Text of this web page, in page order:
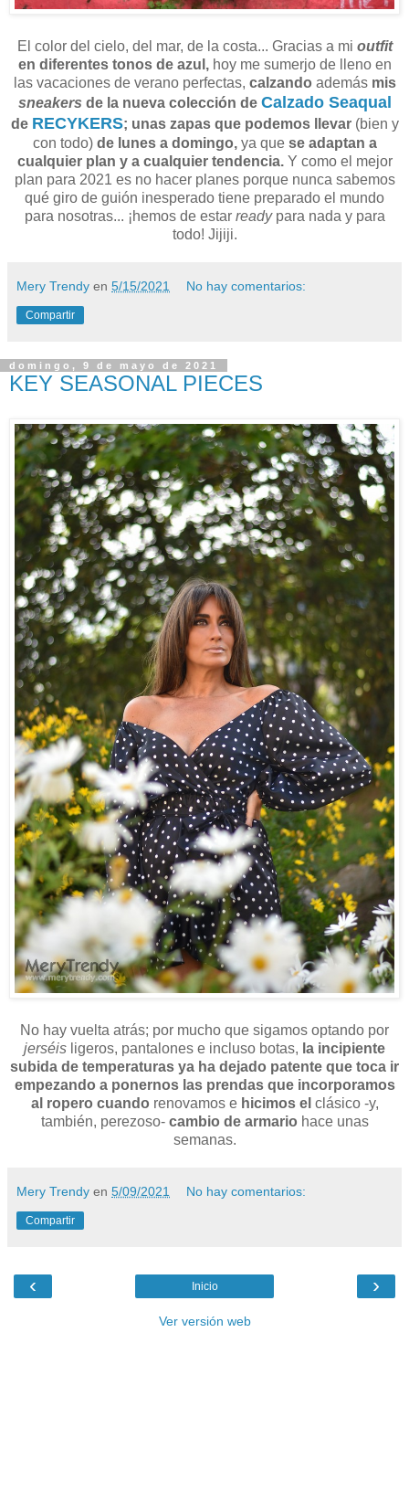
El color del cielo, del mar, de la costa... Gracias a mi outfit
en diferentes tonos de azul,hoy me sumerjo de lleno en
las vacaciones de verano perfectas, calzando además mis
sneakers de la nueva colección de Calzado Seaqual
de RECYKERS; unas zapas que podemos llevar(bien y
con todo)de lunes a domingo,ya que se adaptan a
cualquier plan y a cualquier tendencia.Y como el mejor
plan para 2021 es no hacer planes porque nunca sabemos
qué giro de guión inesperado tiene preparado el mundo
para nosotras... ¡hemos de estar readypara nada y para
todo! Jijiji.
Mery Trendy en 5/15/2021 No hay comentarios:
Compartir
domingo, 9 de mayo de 2021
KEY SEASONAL PIECES
No hay vuelta atrás; por mucho que sigamos optando por
jerséis ligeros, pantalones e incluso botas, la incipiente
subida de temperaturas ya ha dejado patente que toca ir
empezando a ponernos las prendas que incorporamos
al ropero cuando renovamos e hicimos el clásico -y,
también, perezoso- cambio de armario hace unas
semanas.
Mery Trendy en 5/09/2021 No hay comentarios:
Compartir
‹ ›
Inicio
Ver versión web